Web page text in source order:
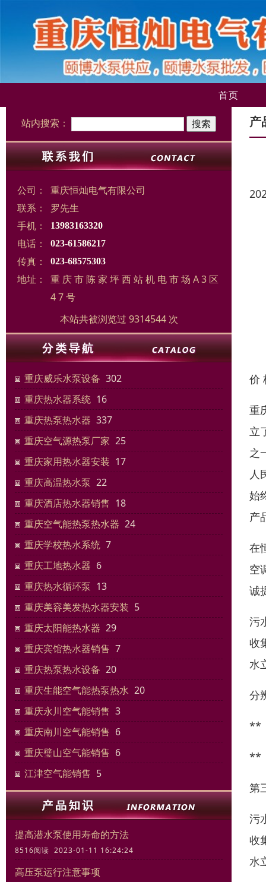
首页
站内搜索：
公司：
重庆恒灿电气有限公司
联系：
罗先生
手机：
13983163320
电话： 023-61586217
传真： 023-68575303
地址：
重 庆 市 陈 家 坪 西 站 机 电 市 场 A 3 区
4 7 号
本站共被浏览过 9314544 次
重庆威乐水泵设备 302
重庆热水器系统 16
重庆热泵热水器 337
重庆空气源热泵厂家 25
重庆家用热水器安装 17
重庆高温热水泵 22
重庆酒店热水器销售 18
重庆空气能热泵热水器 24
重庆学校热水系统 7
重庆工地热水器 6
重庆热水循环泵 13
重庆美容美发热水器安装 5
重庆太阳能热水器 29
重庆宾馆热水器销售 7
重庆热泵热水设备 20
重庆生能空气能热泵热水 20
重庆永川空气能销售 3
重庆南川空气能销售 6
重庆璧山空气能销售 6
江津空气能销售 5
提高潜水泵使用寿命的方法
8516阅读 2023-01-11 16:24:24
高压泵运行注意事项
产
价
重
立
之
人
始
产
在
空
诚
污
收
水
分
**
**
第
污
收
水